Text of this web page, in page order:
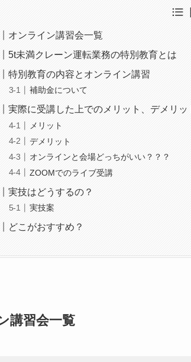
オンライン講習会一覧
5t未満クレーン運転業務の特別教育とは
特別教育の内容とオンライン講習
補助金について
実際に受講した上でのメリット、デメリッ
メリット
デメリット
オンラインと会場どっちがいい？？？
ZOOMでのライブ受講
実技はどうするの？
実技案
どこがおすすめ？
講習会一覧